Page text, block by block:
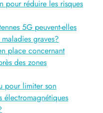
pour réduire les risques
5G peuvent-elles
graves?
place concernant
des zones
pour limiter son
électromagnétiques